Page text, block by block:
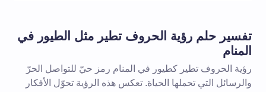
تفسير حلم رؤية الحروف تطير مثل الطيور في
المنام
رؤية الحروف تطير كطيور في المنام رمز حيّ للتواصل الحرّ
والرسائل التي تحملها الحياة. تعكس هذه الرؤية تحوّل الأفكار